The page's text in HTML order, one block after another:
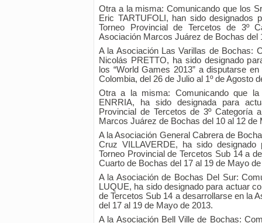
Otra a la misma: Comunicando que los
Eric TARTUFOLI, han sido designados
Torneo Provincial de Tercetos de 3º
Asociación Marcos Juárez de Bochas del
A la Asociación Las Varillas de Bochas:
Nicolás PRETTO, ha sido designado
los “World Games 2013” a disputarse
Colombia, del 26 de Julio al 1º de Agosto
Otra a la misma: Comunicando que
ENRRIA, ha sido designada para
Provincial de Tercetos de 3º Categoría
Marcos Juárez de Bochas del 10 al 12 de
A la Asociación General Cabrera de
Cruz VILLAVERDE, ha sido
Torneo Provincial de Tercetos Sub 14 a
Cuarto de Bochas del 17 al 19 de Mayo
A la Asociación de Bochas Del Sur:
LUQUE, ha sido designado para actuar
de Tercetos Sub 14 a desarrollarse en la
del 17 al 19 de Mayo de 2013.
A la Asociación Bell Ville de Bochas: